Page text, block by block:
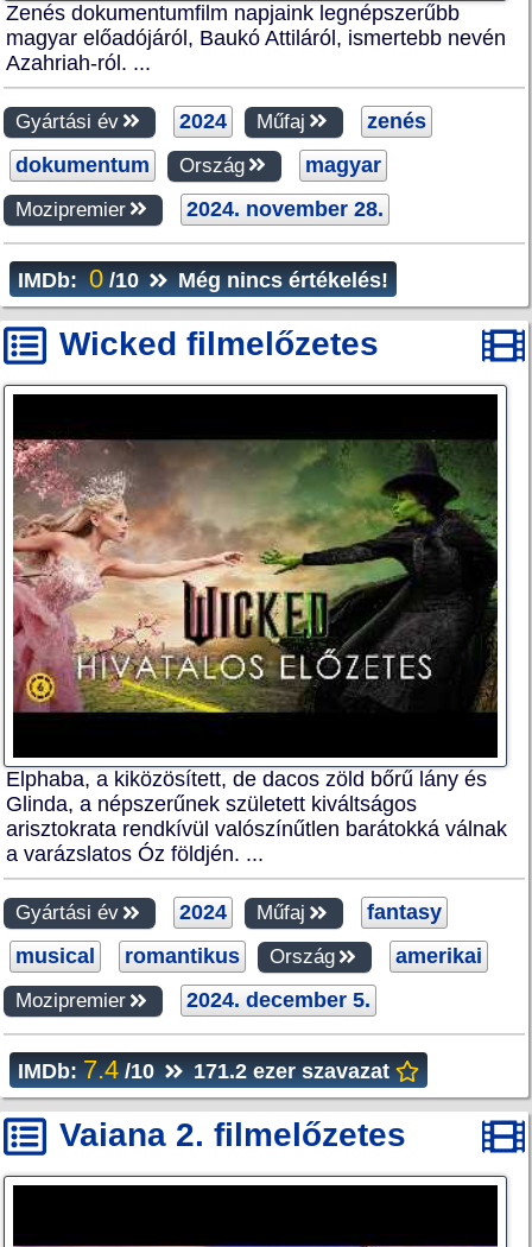
Zenés dokumentumfilm napjaink legnépszerűbb
magyar előadójáról, Baukó Attiláról, ismertebb nevén
Azahriah-ról. ...
Gyártási év 2024 Műfaj
zenés
dokumentum
Ország magyar
Mozipremier 2024. november 28.
IMDb: 0 /10 Még nincs értékelés!
Wicked filmelőzetes
Elphaba, a kiközösített, de dacos zöld bőrű lány és
Glinda, a népszerűnek született kiváltságos
arisztokrata rendkívül valószínűtlen barátokká válnak
a varázslatos Óz földjén. ...
Gyártási év 2024 Műfaj
fantasy
musical
romantikus Ország amerikai
Mozipremier 2024. december 5.
IMDb: 7.4 /10 171.2 ezer szavazat
Vaiana 2. filmelőzetes